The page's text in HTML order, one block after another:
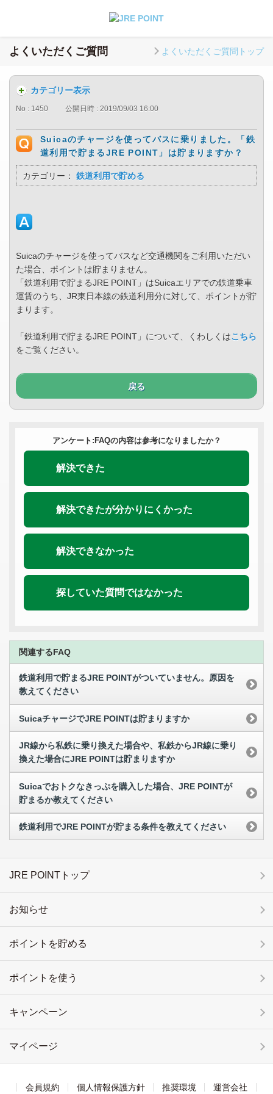
よくいただくご質問 よくいただくご質問トップ
カテゴリー表示
No : 1450 公開日時 : 2019/09/03 16:00
Suicaのチャージを使ってバスに乗りました。「鉄
道利用で貯まるJRE POINT」は貯まりますか？
カテゴリー： 鉄道利用で貯める
Suicaのチャージを使ってバスなど交通機関をご利用いただい
た場合、ポイントは貯まりません。
「鉄道利用で貯まるJRE POINT」はSuicaエリアでの鉄道乗車
運賃のうち、JR東日本線の鉄道利用分に対して、ポイントが貯
まります。
「鉄道利用で貯まるJRE POINT」について、くわしくはこちら
をご覧ください。
戻る
アンケート:FAQの内容は参考になりましたか？
解決できた
解決できたが分かりにくかった
解決できなかった
探していた質問ではなかった
関連するFAQ
鉄道利用で貯まるJRE POINTがついていません。原因を
教えてください
SuicaチャージでJRE POINTは貯まりますか
JR線から私鉄に乗り換えた場合や、私鉄からJR線に乗り
換えた場合にJRE POINTは貯まりますか
Suicaでおトクなきっぷを購入した場合、JRE POINTが
貯まるか教えてください
鉄道利用でJRE POINTが貯まる条件を教えてください
JRE POINTトップ
お知らせ
ポイントを貯める
ポイントを使う
キャンペーン
マイページ
会員規約 個人情報保護方針 推奨環境 運営会社